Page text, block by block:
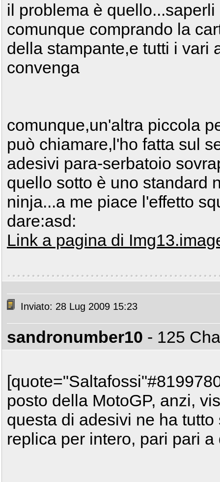
il problema è
comunque comprando la
della stampante,e tutti i vari
convenga
comunque,un'altra piccola
può chiamare,l'ho fatta sul
adesivi para-serbatoio
quello sotto è uno standard
ninja...a me piace l'effetto
dare:asd:
Link a pagina di
Inviato: 28 Lug 2009 15:23
sandronumber10 - 125
posto della MotoGP, anzi,
questa di adesivi ne ha
replica per intero, pari pari